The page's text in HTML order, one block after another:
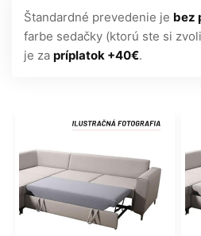
Štandardné prevedenie je bez
farbe sedačky (ktorú ste si
je za príplatok +40€.